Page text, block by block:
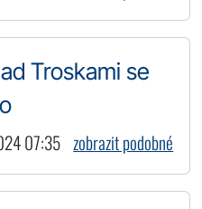
Troskami se
07:35 zobrazit podobné